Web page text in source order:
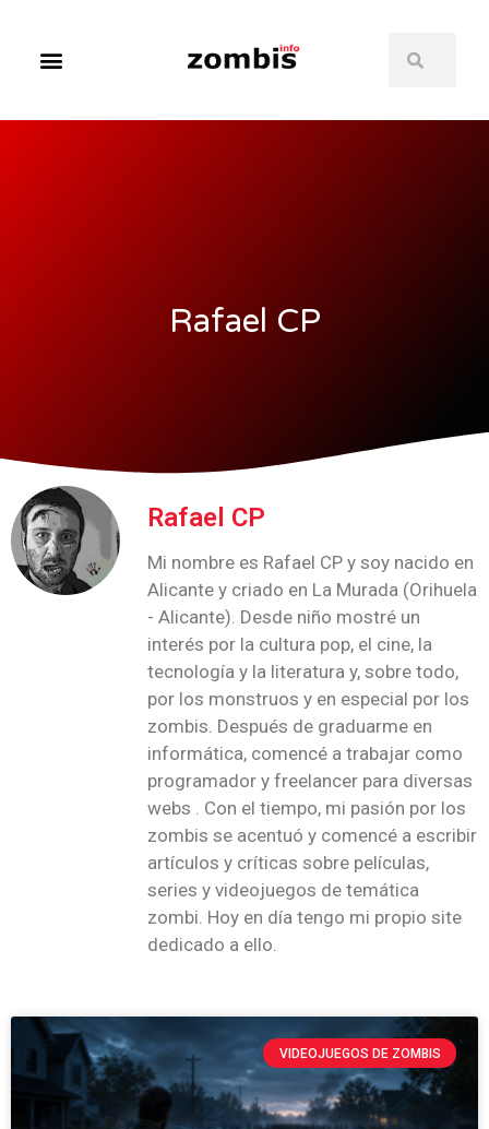
Rafael CP
Rafael CP
Mi nombre es Rafael CP y soy nacido en
Alicante y criado en La Murada (Orihuela
- Alicante). Desde niño mostré un
interés por la cultura pop, el cine, la
tecnología y la literatura y, sobre todo,
por los monstruos y en especial por los
zombis. Después de graduarme en
informática, comencé a trabajar como
programador y freelancer para diversas
webs . Con el tiempo, mi pasión por los
zombis se acentuó y comencé a escribir
artículos y críticas sobre películas,
series y videojuegos de temática
zombi. Hoy en día tengo mi propio site
dedicado a ello.
VIDEOJUEGOS DE ZOMBIS